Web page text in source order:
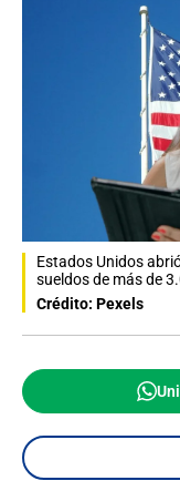
Estados Unidos
sueldos de más de
Crédito: Pexels